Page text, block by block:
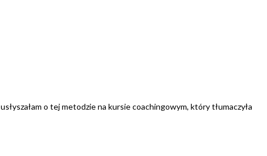
o tej metodzie na kursie coachingowym, który tłumaczyła